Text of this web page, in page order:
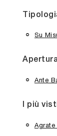
Su
Ante
I più
Agrate